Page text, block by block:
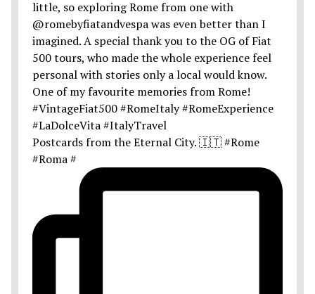
Postcards from the Eternal City. 🇮🇹 #Rome
#Roma #